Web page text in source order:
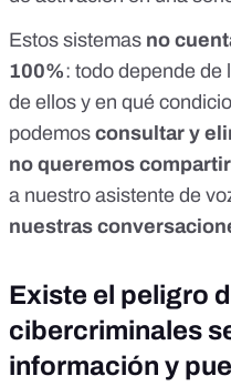
Estos sistemas no
100%: todo depende de
de ellos y en qué
podemos consultar y
no queremos compartir
a nuestro asistente de
nuestras
Existe el peligro
cibercriminales
información y